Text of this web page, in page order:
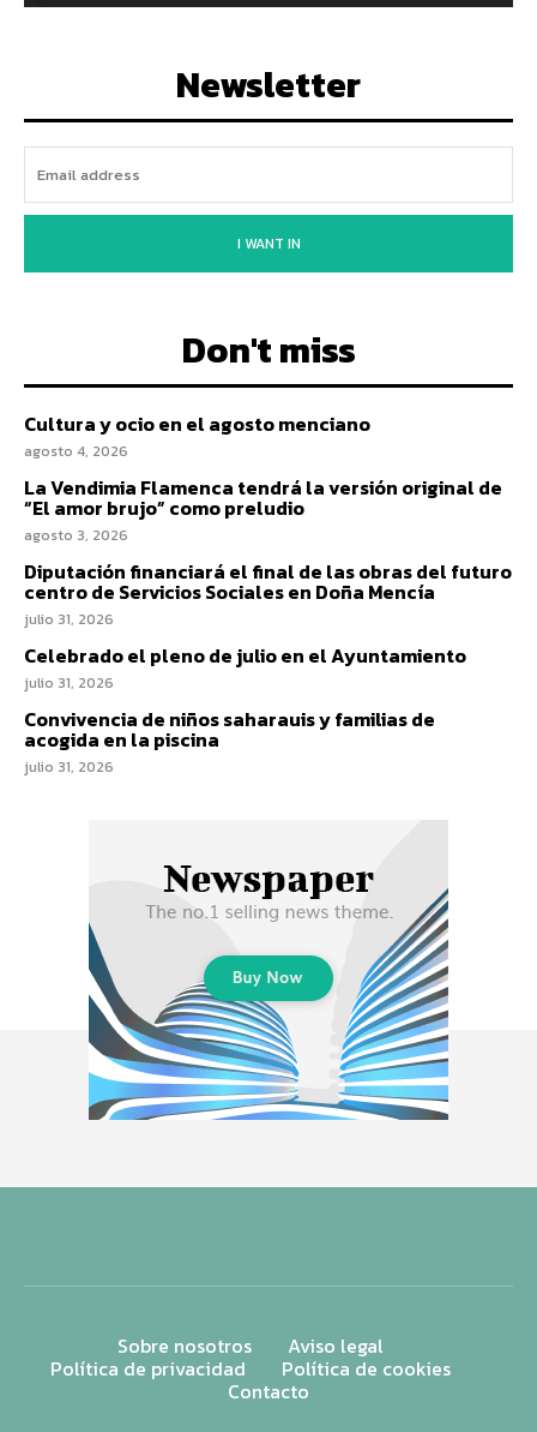
Newsletter
I WANT IN
Don't miss
Cultura y ocio en el agosto menciano
agosto 4, 2026
La Vendimia Flamenca tendrá la versión original de
“El amor brujo” como preludio
agosto 3, 2026
Diputación financiará el final de las obras del futuro
centro de Servicios Sociales en Doña Mencía
julio 31, 2026
Celebrado el pleno de julio en el Ayuntamiento
julio 31, 2026
Convivencia de niños saharauis y familias de
acogida en la piscina
julio 31, 2026
Sobre nosotros Aviso legal
Política de privacidad Política de cookies
Contacto